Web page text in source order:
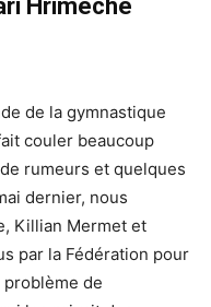
Hrimèche
de la gymnastique
couler beaucoup
rumeurs et quelques
dernier, nous
Killian Mermet et
par la Fédération pour
de